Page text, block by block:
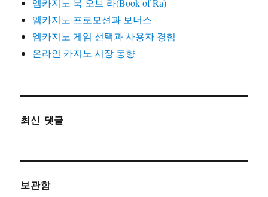
엠카지노 북 오브 라(Book of Ra)
엠카지노 프로모션과 보너스
엠카지노 게임 선택과 사용자 경험
온라인 카지노 시장 동향
최신 댓글
보관함